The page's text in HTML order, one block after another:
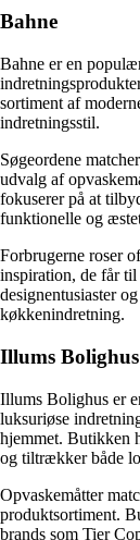
Bahne
Bahne er en
sortiment af
indretningsstil.
Søgeordene
udvalg af
fokuserer på at
funktionelle og
Forbrugerne roser
inspiration, de får
designentusiaster
køkkenindretning.
Illums Bolighus
Illums Bolighus er
luksuriøse
hjemmet. Butikken
og tiltrækker både
Opvaskemåtter
produktsortiment.
brands som Tier